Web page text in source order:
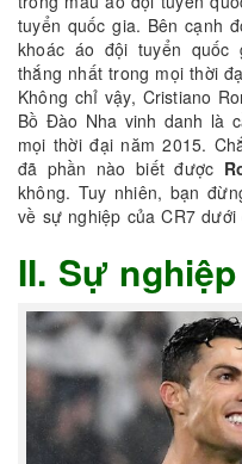
tuyển quốc gia. Bên cạnh
khoác áo đội tuyển
thắng nhất trong mọi thời
Không chỉ vậy, Cristiano
Bồ Đào Nha vinh danh là
mọi thời đại năm 2015.
đã phần nào biết được
không. Tuy nhiên, bạn
về sự nghiệp của CR7 dưới
II. Sự